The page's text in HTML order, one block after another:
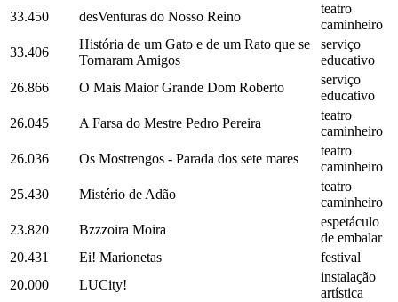
33.450
desVenturas do Nosso Reino
teatro
caminheiro
33.406
História de um Gato e de um Rato que se
Tornaram Amigos
serviço
educativo
26.866
O Mais Maior Grande Dom Roberto
serviço
educativo
26.045
A Farsa do Mestre Pedro Pereira
teatro
caminheiro
26.036
Os Mostrengos - Parada dos sete mares
teatro
caminheiro
25.430
Mistério de Adão
teatro
caminheiro
23.820
Bzzzoira Moira
espetáculo
de embalar
20.431
Ei! Marionetas
festival
20.000
LUCity!
instalação
artística